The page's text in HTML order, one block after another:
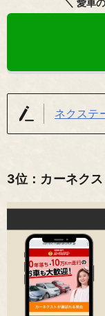
＼ 愛車
ネクステ
3位：カーネクス